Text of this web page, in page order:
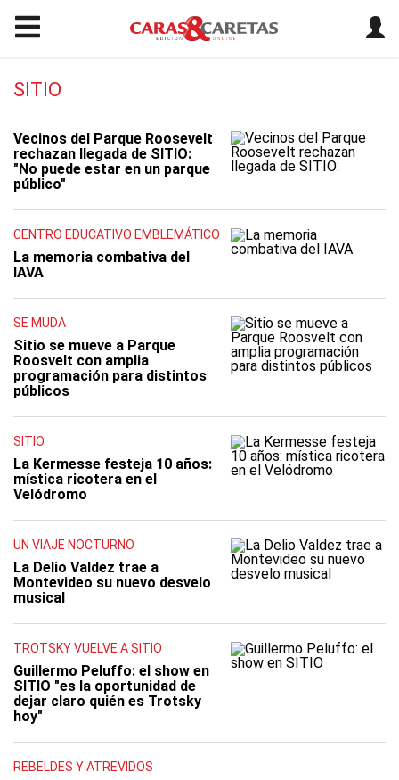
SITIO
Vecinos del Parque Roosevelt
rechazan llegada de SITIO:
"No puede estar en un parque
público"
CENTRO EDUCATIVO EMBLEMÁTICO
La memoria combativa del
IAVA
SE MUDA
Sitio se mueve a Parque
Roosvelt con amplia
programación para distintos
públicos
SITIO
La Kermesse festeja 10 años:
mística ricotera en el
Velódromo
UN VIAJE NOCTURNO
La Delio Valdez trae a
Montevideo su nuevo desvelo
musical
TROTSKY VUELVE A SITIO
Guillermo Peluffo: el show en
SITIO "es la oportunidad de
dejar claro quién es Trotsky
hoy"
REBELDES Y ATREVIDOS